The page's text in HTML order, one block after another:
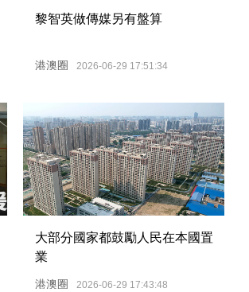
黎智英做傳媒另有盤算
港澳圈 2026-06-29 17:51:34
大部分國家都鼓勵人民在本國置
業
港澳圈 2026-06-29 17:43:48